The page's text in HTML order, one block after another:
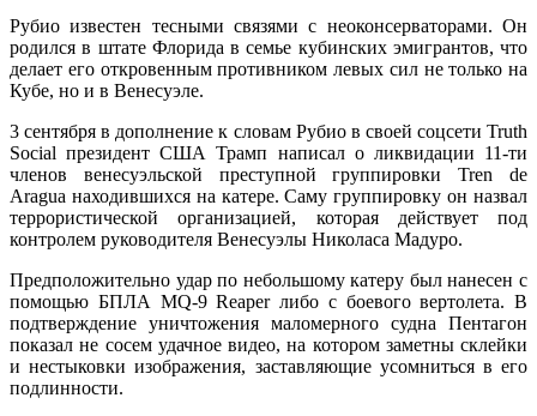
Рубио известен тесными связями с неоконсерваторами. Он
родился в штате Флорида в семье кубинских эмигрантов, что
делает его откровенным противником левых сил не только на
Кубе, но и в Венесуэле.
3 сентября в дополнение к словам Рубио в своей соцсети Truth
Social президент США Трамп написал о ликвидации 11-ти
членов венесуэльской преступной группировки Tren de
Aragua находившихся на катере. Саму группировку он назвал
террористической организацией, которая действует под
контролем руководителя Венесуэлы Николаса Мадуро.
Предположительно удар по небольшому катеру был нанесен с
помощью БПЛА MQ-9 Reaper либо с боевого вертолета. В
подтверждение уничтожения маломерного судна Пентагон
показал не сосем удачное видео, на котором заметны склейки
и нестыковки изображения, заставляющие усомниться в его
подлинности.